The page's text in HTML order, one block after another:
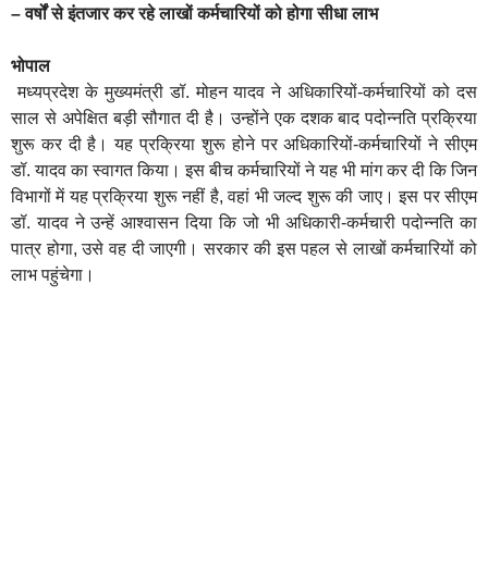
– वर्षों से इंतजार कर रहे लाखों कर्मचारियों को होगा सीधा लाभ
भोपाल
मध्यप्रदेश के मुख्यमंत्री डॉ. मोहन यादव ने अधिकारियों-कर्मचारियों को दस
साल से अपेक्षित बड़ी सौगात दी है। उन्होंने एक दशक बाद पदोन्नति प्रक्रिया
शुरू कर दी है। यह प्रक्रिया शुरू होने पर अधिकारियों-कर्मचारियों ने सीएम
डॉ. यादव का स्वागत किया। इस बीच कर्मचारियों ने यह भी मांग कर दी कि जिन
विभागों में यह प्रक्रिया शुरू नहीं है, वहां भी जल्द शुरू की जाए। इस पर सीएम
डॉ. यादव ने उन्हें आश्वासन दिया कि जो भी अधिकारी-कर्मचारी पदोन्नति का
पात्र होगा, उसे वह दी जाएगी। सरकार की इस पहल से लाखों कर्मचारियों को
लाभ पहुंचेगा।